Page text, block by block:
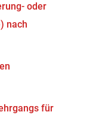
oder
nach
für